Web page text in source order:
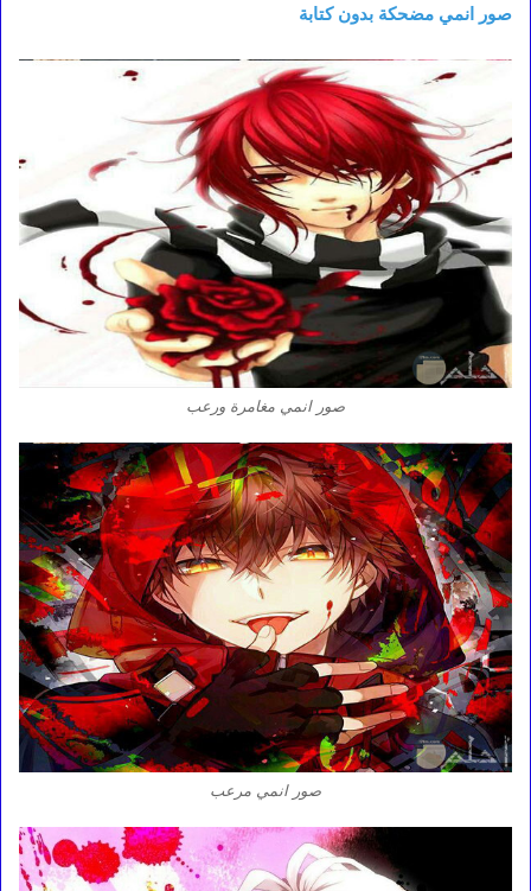
صور انمي مضحكة بدون كتابة
صور انمي مغامرة ورعب
صور انمي مرعب